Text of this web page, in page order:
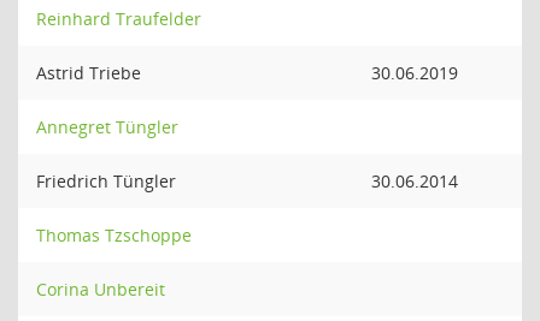
Reinhard Traufelder
Astrid Triebe 30.06.2019
Annegret Tüngler
Friedrich Tüngler 30.06.2014
Thomas Tzschoppe
Corina Unbereit